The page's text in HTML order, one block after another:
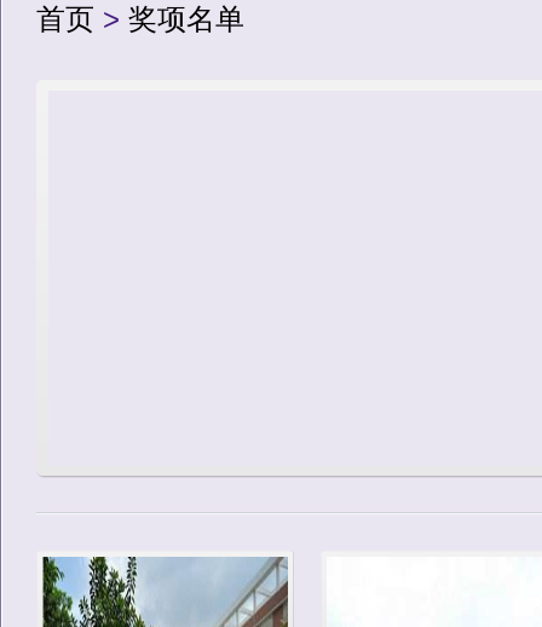
首页 > 奖项名单